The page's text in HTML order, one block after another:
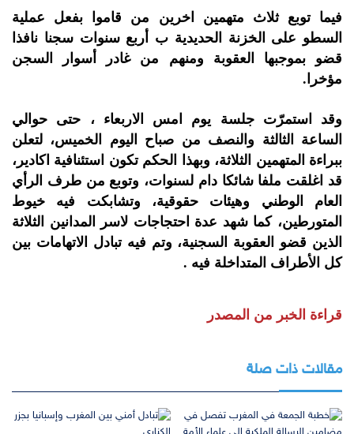
فيما توبع ثلاث متهمين اخرين من قاموا بفعل عملية
السطو على الخزنة الحديدية ب أربع سنوات سجنا نافذا
قضو بموجبها العقوبة ومنهم من غادر أسوار السجن
مؤخرا.
وقد استمرّت جلسة يوم امس الاربعاء ، حتى حوالي
الساعة الثالثة والنصف من صباح اليوم الخميس، لتعلن
ببراءة المتهمين الثلاثة، وبهذا الحكم تكون استئنافية اكادير،
قد اغلقت ملفا شائكا دام لسنوات، وتوبع من طرف الرأي
العام الوطني وهيئات حقوقية، وتشابكت فيه خيوط
المتورطين، كما شهد عدة احتجاجات لاسر المدانين الثلاثة
الذين قضو العقوبة السجنية، وتم فيه تبادل الاتهامات بين
كل الأطراف المتداخلة فيه .
قراءة الخبر من المصدر
مقالات ذات صلة